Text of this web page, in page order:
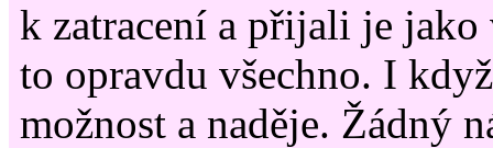
k zatracení a přijali je
to opravdu všechno. I
možnost a naděje. Žádný